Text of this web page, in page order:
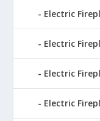
Electric
Electric
Electric
Electric